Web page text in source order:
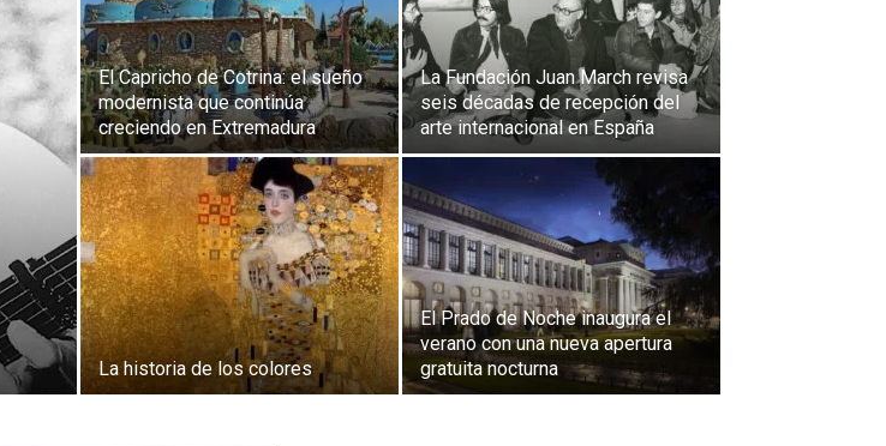
El Capricho de Cotrina: el sueño
modernista que continúa
creciendo en Extremadura
La Fundación Juan March revisa
seis décadas de recepción del
arte internacional en España
La historia de los colores
El Prado de Noche inaugura el
verano con una nueva apertura
gratuita nocturna